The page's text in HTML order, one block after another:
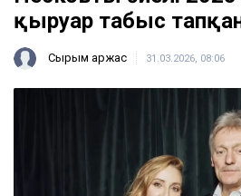
қыруар табыс
Сырым Қаржас 31.03.2026, 08:06